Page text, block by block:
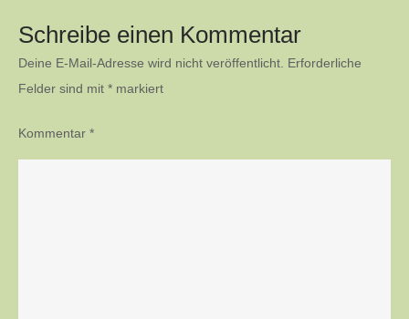
Schreibe einen Kommentar
Deine E-Mail-Adresse wird nicht veröffentlicht. Erforderliche
Felder sind mit * markiert
Kommentar *